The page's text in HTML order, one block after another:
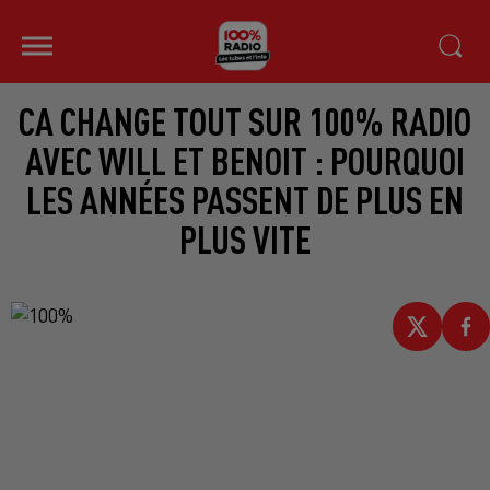
CA CHANGE TOUT SUR 100% RADIO
AVEC WILL ET BENOIT : POURQUOI
LES ANNÉES PASSENT DE PLUS EN
PLUS VITE